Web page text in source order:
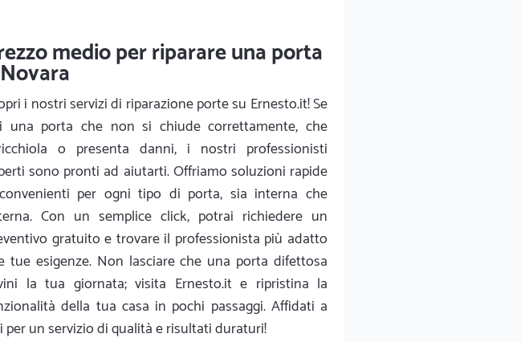
medio per riparare una porta
i nostri servizi di riparazione porte su Ernesto.it! Se
una porta che non si chiude correttamente, che
o presenta danni, i nostri professionisti
sono pronti ad aiutarti. Offriamo soluzioni rapide
per ogni tipo di porta, sia interna che
Con un semplice click, potrai richiedere un
gratuito e trovare il professionista più adatto
tue esigenze. Non lasciare che una porta difettosa
la tua giornata; visita Ernesto.it e ripristina la
della tua casa in pochi passaggi. Affidati a
per un servizio di qualità e risultati duraturi!